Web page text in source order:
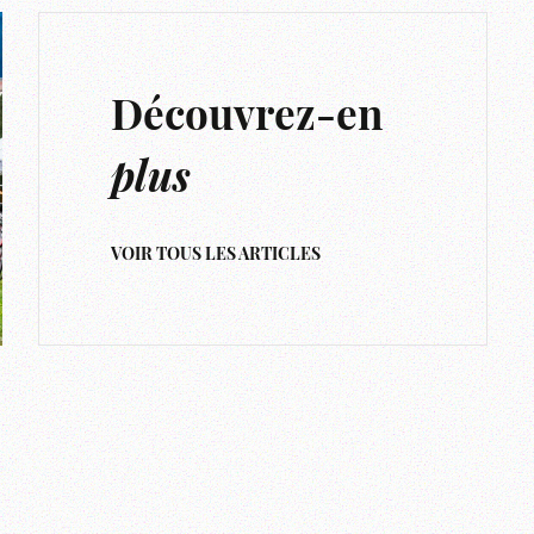
Découvrez-en
plus
VOIR TOUS LES ARTICLES